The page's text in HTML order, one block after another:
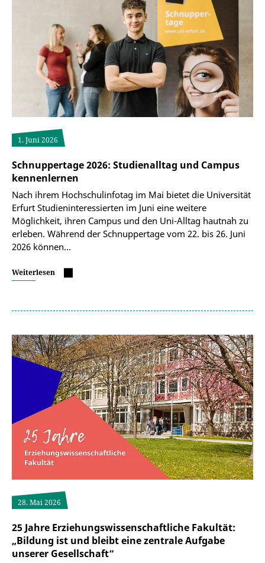
1. Juni 2026
Schnuppertage 2026: Studienalltag und Campus
kennenlernen
Nach ihrem Hochschulinfotag im Mai bietet die Universität
Erfurt Studieninteressierten im Juni eine weitere
Möglichkeit, ihren Campus und den Uni-Alltag hautnah zu
erleben. Während der Schnuppertage vom 22. bis 26. Juni
2026 können…
Weiterlesen
28. Mai 2026
25 Jahre Erziehungswissenschaftliche Fakultät:
„Bildung ist und bleibt eine zentrale Aufgabe
unserer Gesellschaft“